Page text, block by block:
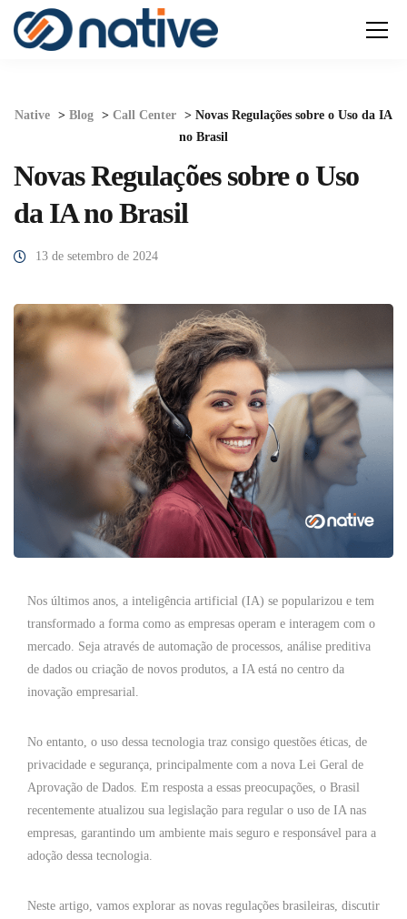
Native > Blog > Call Center > Novas Regulações sobre o Uso da IA
no Brasil
Novas Regulações sobre o Uso
da IA no Brasil
13 de setembro de 2024
Nos últimos anos, a inteligência artificial (IA) se popularizou e tem
transformado a forma como as empresas operam e interagem com o
mercado. Seja através de automação de processos, análise preditiva
de dados ou criação de novos produtos, a IA está no centro da
inovação empresarial.
No entanto, o uso dessa tecnologia traz consigo questões éticas, de
privacidade e segurança, principalmente com a nova Lei Geral de
Aprovação de Dados. Em resposta a essas preocupações, o Brasil
recentemente atualizou sua legislação para regular o uso de IA nas
empresas, garantindo um ambiente mais seguro e responsável para a
adoção dessa tecnologia.
Neste artigo, vamos explorar as novas regulações brasileiras, discutir